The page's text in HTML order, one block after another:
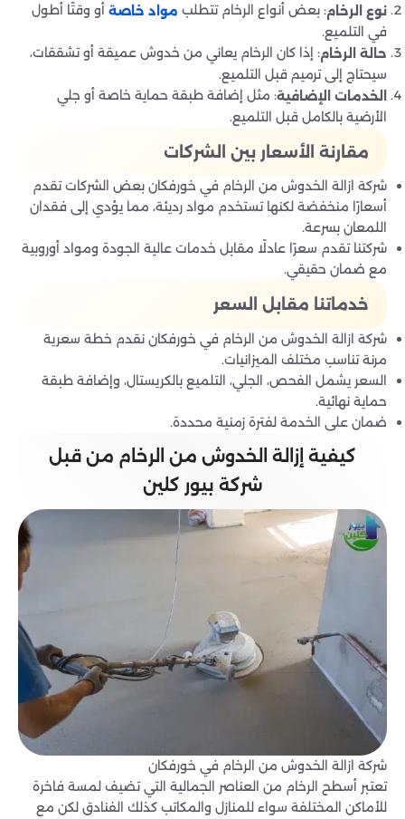
نوع الرخام: بعض أنواع الرخام تتطلب مواد خاصة أو وقتًا أطول
في التلميع.
حالة الرخام: إذا كان الرخام يعاني من خدوش عميقة أو تشققات،
سيحتاج إلى ترميم قبل التلميع.
الخدمات الإضافية: مثل إضافة طبقة حماية خاصة أو جلي
الأرضية بالكامل قبل التلميع.
مقارنة الأسعار بين الشركات
شركة ازالة الخدوش من الرخام في خورفكان بعض الشركات تقدم
أسعارًا منخفضة لكنها تستخدم مواد رديئة، مما يؤدي إلى فقدان
اللمعان بسرعة.
شركتنا تقدم سعرًا عادلًا مقابل خدمات عالية الجودة ومواد أوروبية
مع ضمان حقيقي.
خدماتنا مقابل السعر
شركة ازالة الخدوش من الرخام في خورفكان نقدم خطة سعرية
مرنة تناسب مختلف الميزانيات.
السعر يشمل الفحص، الجلي، التلميع بالكريستال، وإضافة طبقة
حماية نهائية.
ضمان على الخدمة لفترة زمنية محددة.
كيفية إزالة الخدوش من الرخام من قبل
شركة بيور كلين
شركة ازالة الخدوش من الرخام في خورفكان
تعتبر أسطح الرخام من العناصر الجمالية التي تضيف لمسة فاخرة
للأماكن المختلفة سواء للمنازل والمكاتب كذلك الفنادق لكن مع